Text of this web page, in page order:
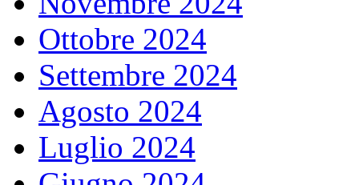
Ottobre 2024
Settembre 2024
Agosto 2024
Luglio 2024